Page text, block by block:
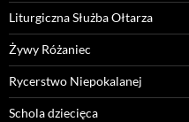
Liturgiczna Służba Ołtarza
Żywy Różaniec
Rycerstwo Niepokalanej
Schola dziecięca